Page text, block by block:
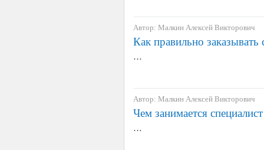
Автор: Малкин Алексей Викторович
Как правильно заказывать
…
Автор: Малкин Алексей Викторович
Чем занимается
…